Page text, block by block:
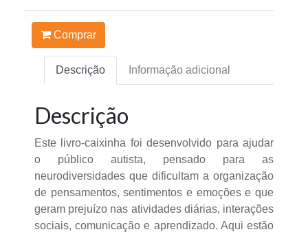
Comprar
Descrição Informação adicional
Descrição
Este livro-caixinha foi desenvolvido para ajudar
o público autista, pensado para as
neurodiversidades que dificultam a organização
de pensamentos, sentimentos e emoções e que
geram prejuízo nas atividades diárias, interações
sociais, comunicação e aprendizado. Aqui estão